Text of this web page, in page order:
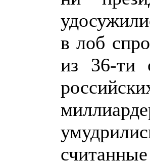
в лоб
из 36-ти